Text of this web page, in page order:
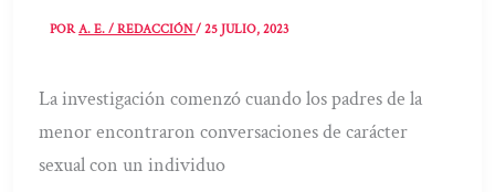
PORA. E. / REDACCIÓN/25 JULIO, 2023
La investigación comenzó cuando los padres de la
menor encontraron conversaciones de carácter
sexual con un individuo